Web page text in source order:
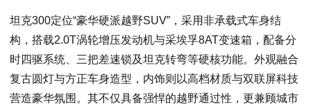
坦克300定位“豪华硬派越野SUV”，采用非承载式车身结
构，搭载2.0T涡轮增压发动机与采埃孚8AT变速箱，配备分
时四驱系统、三把差速锁及坦克转弯等硬核功能。外观融合
复古圆灯与方正车身造型，内饰则以高档材质与双联屏科技
营造豪华氛围。其不仅具备强悍的越野通过性，更兼顾城市